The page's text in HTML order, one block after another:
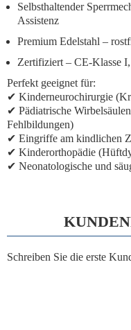
Selbsthaltender
Assistenz
Premium Edelstahl –
Zertifiziert – CE-Klasse
Perfekt geeignet für:
✔ Kinderneurochirurgie
✔ Pädiatrische
Fehlbildungen)
✔ Eingriffe am kindlichen
✔ Kinderorthopädie
✔ Neonatologische und
Schreiben Sie die erste